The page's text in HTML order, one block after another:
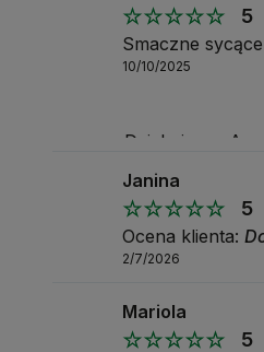
Dziękujemy,
Twój smak!
5
Smaczne sycące
10/10/2025
Janina
5
Ocena klienta:
2/7/2026
Mariola
5